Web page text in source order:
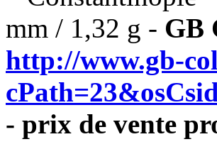
mm / 1,32 g - GB
http://www.gb-
- prix de vente